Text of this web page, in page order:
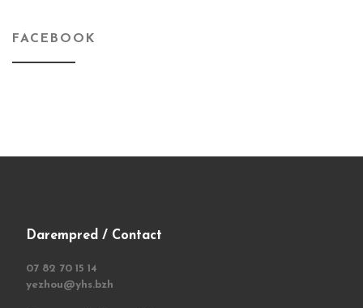
FACEBOOK
Darempred / Contact
07 82 70 15 14
yezhou@yhs.bzh